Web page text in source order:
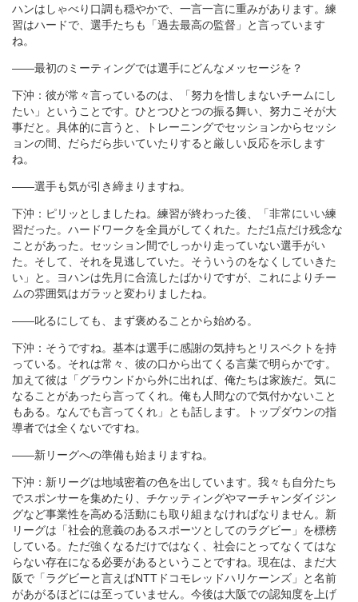
ハンはしゃべり口調も穏やかで、一言一言に重みがあります。練
習はハードで、選手たちも「過去最高の監督」と言っています
ね。
――最初のミーティングでは選手にどんなメッセージを？
下沖：彼が常々言っているのは、「努力を惜しまないチームにし
たい」ということです。ひとつひとつの振る舞い、努力こそが大
事だと。具体的に言うと、トレーニングでセッションからセッシ
ョンの間、だらだら歩いていたりすると厳しい反応を示します
ね。
――選手も気が引き締まりますね。
下沖：ピリッとしましたね。練習が終わった後、「非常にいい練
習だった。ハードワークを全員がしてくれた。ただ1点だけ残念な
ことがあった。セッション間でしっかり走っていない選手がい
た。そして、それを見逃していた。そういうのをなくしていきた
い」と。ヨハンは先月に合流したばかりですが、これによりチー
ムの雰囲気はガラッと変わりましたね。
――叱るにしても、まず褒めることから始める。
下沖：そうですね。基本は選手に感謝の気持ちとリスペクトを持
っている。それは常々、彼の口から出てくる言葉で明らかです。
加えて彼は「グラウンドから外に出れば、俺たちは家族だ。気に
なることがあったら言ってくれ。俺も人間なので気付かないこと
もある。なんでも言ってくれ」とも話します。トップダウンの指
導者では全くないですね。
――新リーグへの準備も始まりますね。
下沖：新リーグは地域密着の色を出しています。我々も自分たち
でスポンサーを集めたり、チケッティングやマーチャンダイジン
グなど事業性を高める活動にも取り組まなければなりません。新
リーグは「社会的意義のあるスポーツとしてのラグビー」を標榜
している。ただ強くなるだけではなく、社会にとってなくてはな
らない存在になる必要があるということですね。現在は、まだ大
阪で「ラグビーと言えばNTTドコモレッドハリケーンズ」と名前
があがるほどには至っていません。今後は大阪での認知度を上げ